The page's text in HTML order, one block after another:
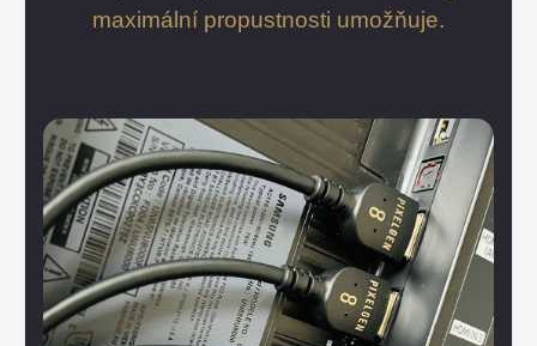
maximální propustnosti umožňuje.